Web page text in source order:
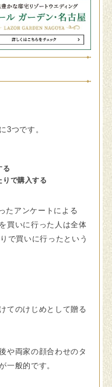
3つです。
る
りで購入する
たアンケートによる
買いに行った人は全体
で買いに行ったという
てのけじめとして贈る
や両家の顔合わせのタ
一般的です。